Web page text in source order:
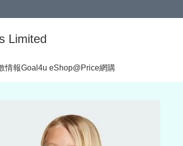
Limited
情報Goal4u eShop@Price網購